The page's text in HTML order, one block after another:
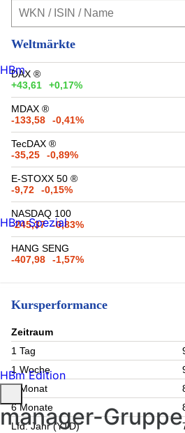
Weltmärkte
DAX ®
+43,61
+0,17%
MDAX ®
-133,58
-0,41%
TecDAX ®
-35,25
-0,89%
E-STOXX 50 ®
-9,72
-0,15%
NASDAQ 100
-245,37
-0,83%
HANG SENG
-407,98
-1,57%
Kursperformance
Zeitraum
1 Tag
1 Woche
1 Monat
6 Monate
Lfd. Jahr (YTD)
HBm
HBm Spezial
HBm Edition
manager-Gruppe